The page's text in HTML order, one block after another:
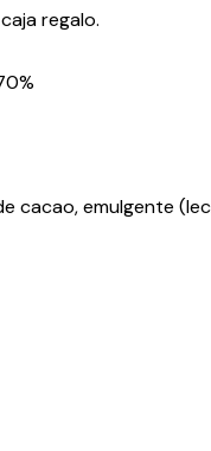
regalo.
cacao, emulgente